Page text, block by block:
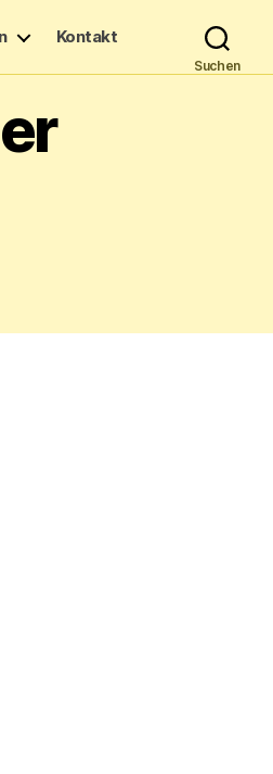
Kontakt
Suchen